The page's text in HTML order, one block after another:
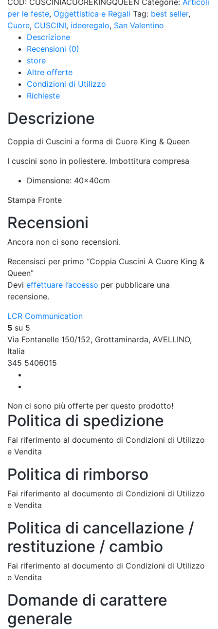
per le feste, Oggettistica e Regali Tag: best seller,
Cuore, CUSCINI, ideeregalo, San Valentino
Descrizione
Recensioni (0)
store
Altre offerte
Condizioni di Utilizzo
Richieste
Descrizione
Coppia di Cuscini a forma di Cuore King & Queen
I cuscini sono in poliestere. Imbottitura compresa
Dimensione: 40x40cm
Stampa Fronte
Recensioni
Ancora non ci sono recensioni.
Recensisci per primo “Coppia Cuscini A Cuore King &
Queen”
Devi effettuare l’accesso per pubblicare una
recensione.
LCR Communication
5 su 5
Via Fontanelle 150/152, Grottaminarda, AVELLINO,
Italia
345 5406015
Non ci sono più offerte per questo prodotto!
Politica di spedizione
Fai riferimento al documento di Condizioni di Utilizzo
e Vendita
Politica di rimborso
Fai riferimento al documento di Condizioni di Utilizzo
e Vendita
Politica di cancellazione /
restituzione / cambio
Fai riferimento al documento di Condizioni di Utilizzo
e Vendita
Domande di carattere
generale